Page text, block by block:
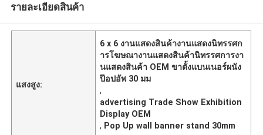
รายละเอียดสินค้า
แสงสูง:
6 x 6 งานแสดงสินค้างานแสดงนิทรรศก
ารโฆษณางานแสดงสินค้านิทรรศการงา
นแสดงสินค้า OEM ขาตั้งแบนเนอร์ผนัง
ป๊อปอัพ 30 มม
,
advertising Trade Show Exhibition
Display OEM
, Pop Up wall banner stand 30mm